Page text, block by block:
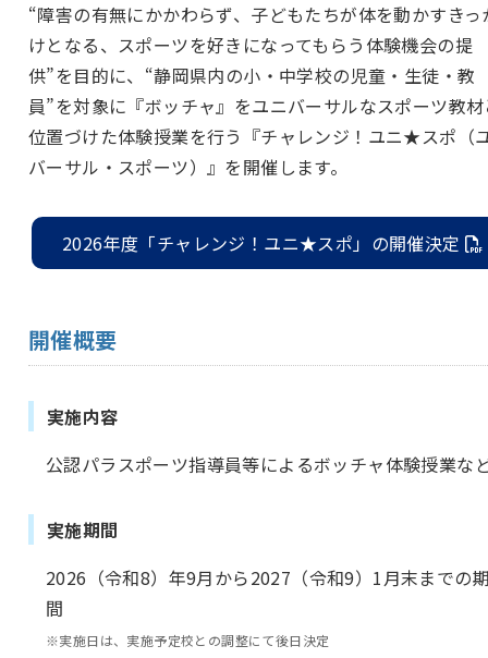
“障害の有無にかかわらず、子どもたちが体を動かすきっ
けとなる、スポーツを好きになってもらう体験機会の提
供”を目的に、“静岡県内の小・中学校の児童・生徒・教
員”を対象に『ボッチャ』をユニバーサルなスポーツ教
位置づけた体験授業を行う『チャレンジ！ユニ★スポ（
バーサル・スポーツ）』を開催します。
2026年度「チャレンジ！ユニ★スポ」の開催決定
開催概要
実施内容
公認パラスポーツ指導員等によるボッチャ体験授業な
実施期間
2026（令和8）年9月から2027（令和9）1月末までの
間
※実施日は、実施予定校との調整にて後日決定